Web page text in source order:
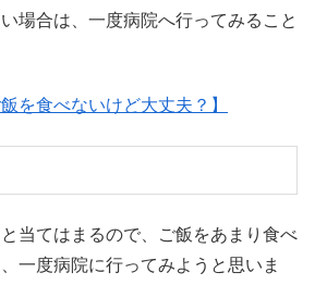
場合は、一度病院へ行ってみること
を食べないけど大丈夫？】
当てはまるので、ご飯をあまり食べ
一度病院に行ってみようと思いま